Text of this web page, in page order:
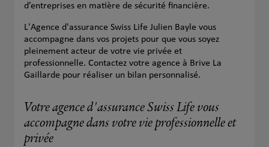
d’entreprises en matière de sécurité financière.
L'Agence d'assurance Swiss Life Julien Bayle vous
accompagne dans vos projets pour que vous soyez
pleinement acteur de votre vie privée et
professionnelle. Contactez votre agence à Brive La
Gaillarde pour réaliser un bilan personnalisé.
Votre agence d'assurance Swiss Life vous
accompagne dans votre vie professionnelle et
privée